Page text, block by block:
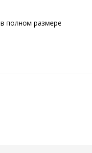
полном размере